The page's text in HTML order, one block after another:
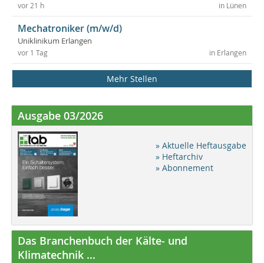
in Lünen
vor 21 h
Mechatroniker (m/w/d)
Uniklinikum Erlangen
in Erlangen
vor 1 Tag
Mehr Stellen
Ausgabe 03/2026
» Aktuelle Heftausgabe
» Heftarchiv
» Abonnement
Das Branchenbuch der Kälte- und
Klimatechnik ...